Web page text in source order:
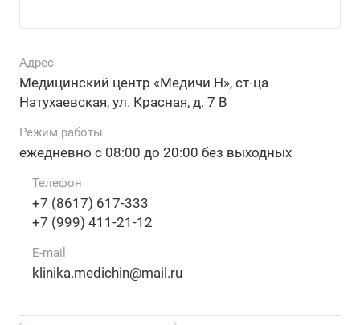
Адрес
Медицинский центр «Медичи Н», ст-ца
Натухаевская, ул. Красная, д. 7 В
Режим работы
ежедневно с 08:00 до 20:00 без выходных
Телефон
+7 (8617) 617-333
+7 (999) 411-21-12
E-mail
klinika.medichin@mail.ru